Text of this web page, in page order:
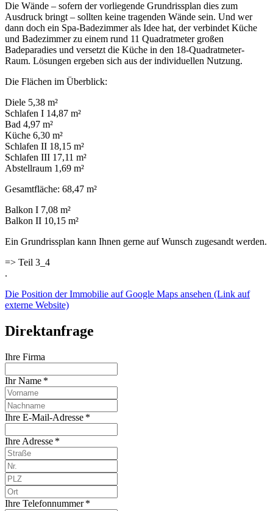
Die Wände – sofern der vorliegende Grundrissplan dies zum
Ausdruck bringt – sollten keine tragenden Wände sein. Und wer
dann doch ein Spa-Badezimmer als Idee hat, der verbindet Küche
und Badezimmer zu einem rund 11 Quadratmeter großen
Badeparadies und versetzt die Küche in den 18-Quadratmeter-
Raum. Lösungen ergeben sich aus der individuellen Nutzung.
Die Flächen im Überblick:
Diele 5,38 m²
Schlafen I 14,87 m²
Bad 4,97 m²
Küche 6,30 m²
Schlafen II 18,15 m²
Schlafen III 17,11 m²
Abstellraum 1,69 m²
Gesamtfläche: 68,47 m²
Balkon I 7,08 m²
Balkon II 10,15 m²
Ein Grundrissplan kann Ihnen gerne auf Wunsch zugesandt werden.
=> Teil 3_4
.
Die Position der Immobilie auf Google Maps ansehen (Link auf
externe Website)
Direktanfrage
Ihre Firma
Ihr Name *
Ihre E-Mail-Adresse *
Ihre Adresse *
Ihre Telefonnummer *